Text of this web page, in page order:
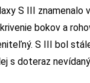
S III znamenalo
bokov a
S III bol
s doteraz